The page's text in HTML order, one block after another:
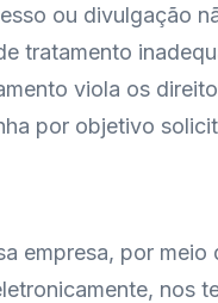
ou divulgação
tratamento
viola os
por objetivo
empresa, por
nos